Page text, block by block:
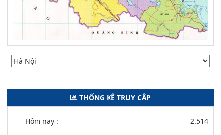
THỐNG KÊ TRUY CẬP
Hôm nay : 2.514